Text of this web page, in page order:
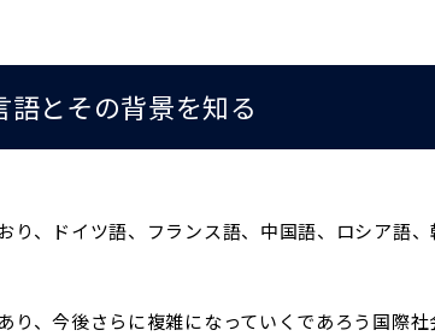
語とその背景を知る
、ドイツ語、フランス語、中国語、ロシア語
り、今後さらに複雑になっていくであろう国際